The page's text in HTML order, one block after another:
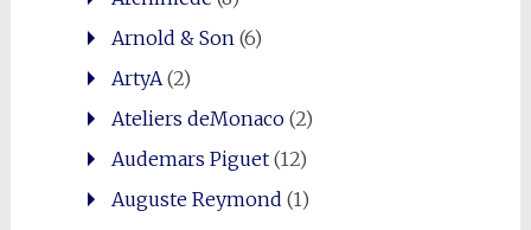
Arnold & Son (6)
ArtyA (2)
Ateliers deMonaco(2)
Audemars Piguet(12)
Auguste Reymond (1)